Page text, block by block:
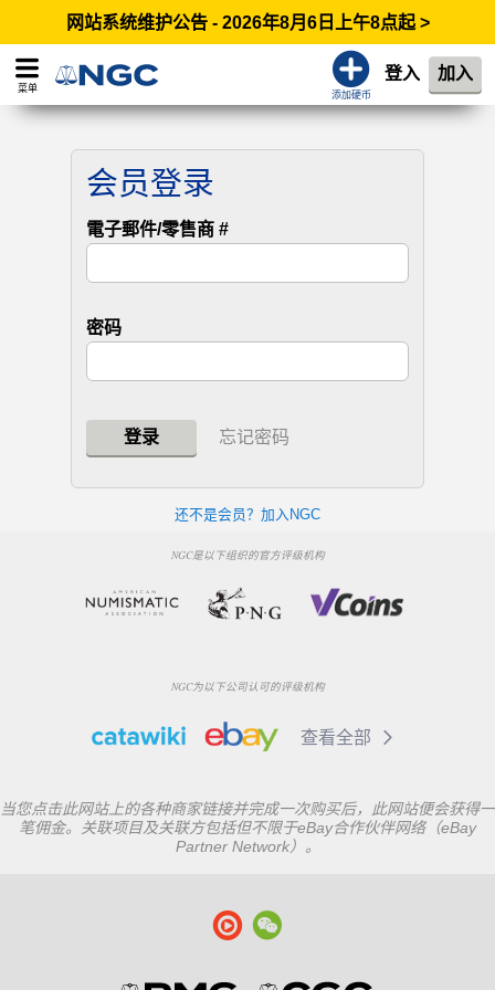
网站系统维护公告 - 2026年8月6日上午8点起 >
菜单
添加硬币
登入 加入
会员登录
電子郵件/零售商 #
密码
登录 忘记密码
还不是会员？加入NGC
NGC是以下组织的官方评级机构
NGC为以下公司认可的评级机构
查看全部
当您点击此网站上的各种商家链接并完成一次购买后，此网站便会获得一
笔佣金。关联项目及关联方包括但不限于eBay合作伙伴网络（eBay
Partner Network）。